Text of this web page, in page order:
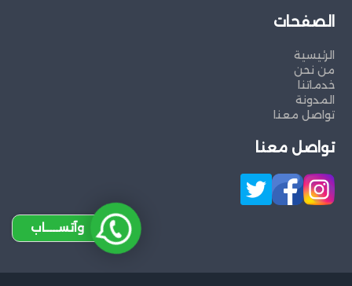
الصفحات
الرئيسية
من نحن
خدماتنا
المدونة
تواصل معنا
تواصل معنا
وآتســــاب